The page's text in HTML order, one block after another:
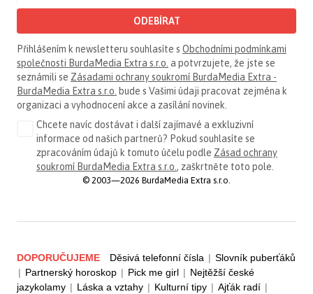
ODEBÍRAT
Přihlášením k newsletteru souhlasíte s Obchodními podmínkami
společnosti BurdaMedia Extra s.r.o. a potvrzujete, že jste se
seznámili se Zásadami ochrany soukromí BurdaMedia Extra -
BurdaMedia Extra s.r.o. bude s Vašimi údaji pracovat zejména k
organizaci a vyhodnocení akce a zasílání novinek.
Chcete navíc dostávat i další zajímavé a exkluzivní
informace od našich partnerů? Pokud souhlasíte se
zpracováním údajů k tomuto účelu podle Zásad ochrany
soukromí BurdaMedia Extra s.r.o., zaškrtněte toto pole.
© 2003—2026 BurdaMedia Extra s.r.o.
DOPORUČUJEME Děsivá telefonní čísla | Slovník puberťáků
| Partnerský horoskop | Pick me girl | Nejtěžší české
jazykolamy | Láska a vztahy | Kulturní tipy | Ajťák radí |